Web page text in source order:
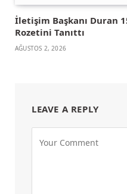
İletişim Başkanı Duran
Rozetini Tanıttı
AĞUSTOS 2, 2026
LEAVE A REPLY